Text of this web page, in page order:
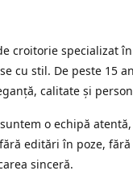
croitorie specializat
cu stil. De peste 15
calitate și
o echipă
editări în poze,
sinceră.